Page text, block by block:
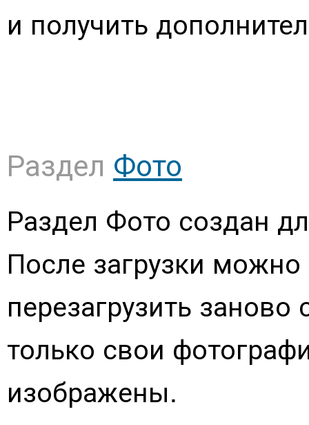
и получить
Раздел Фото
Раздел Фото создан
После загрузки
перезагрузить
только свои
изображены.